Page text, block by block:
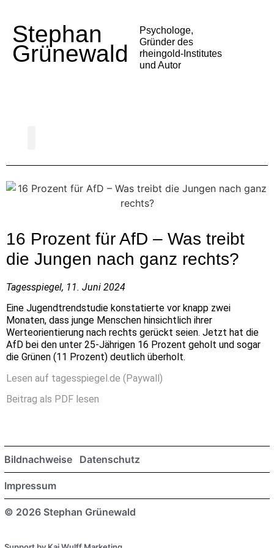
Stephan
Grünewald
Psychologe,
Gründer des
rheingold-Institutes
und Autor
16 Prozent für AfD – Was treibt
die Jungen nach ganz rechts?
Tagesspiegel, 11. Juni 2024
Eine Jugendtrendstudie konstatierte vor knapp zwei
Monaten, dass junge Menschen hinsichtlich ihrer
Werteorientierung nach rechts gerückt seien. Jetzt hat die
AfD bei den unter 25-Jährigen 16 Prozent geholt und sogar
die Grünen (11 Prozent) deutlich überholt.
Lesen auf tagesspiegel.de (Paywall)
Beitrag als PDF lesen
© 2026 Stephan Grünewald
Impressum
Bildnachweise Datenschutz